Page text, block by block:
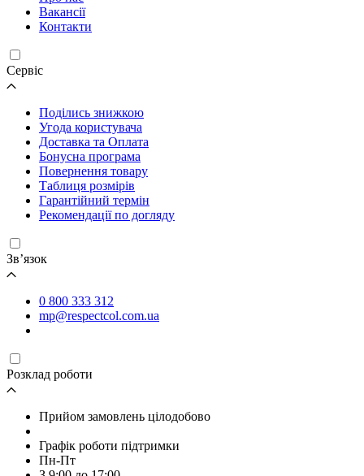
Вакансії
Контакти
Cервіс
Поділись знижкою
Угода користувача
Доставка та Оплата
Бонусна програма
Повернення товару
Таблиця розмірів
Гарантійний термін
Рекомендації по догляду
Зв’язок
0 800 333 312
mp@respectcol.com.ua
Розклад роботи
Прийом замовлень цілодобово
Графік роботи підтримки
Пн-Пт